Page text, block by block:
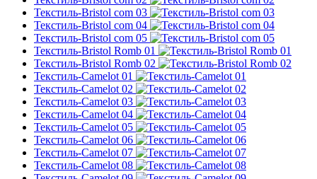
Текстиль-Bristol com 03
Текстиль-Bristol com 04
Текстиль-Bristol com 05
Текстиль-Bristol Romb 01
Текстиль-Bristol Romb 02
Текстиль-Camelot 01
Текстиль-Camelot 02
Текстиль-Camelot 03
Текстиль-Camelot 04
Текстиль-Camelot 05
Текстиль-Camelot 06
Текстиль-Camelot 07
Текстиль-Camelot 08